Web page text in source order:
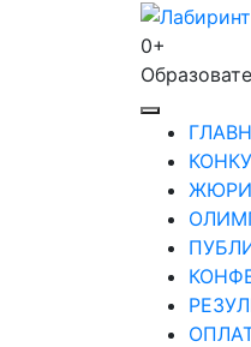
Лабиринт
0+
ЖЮРИ